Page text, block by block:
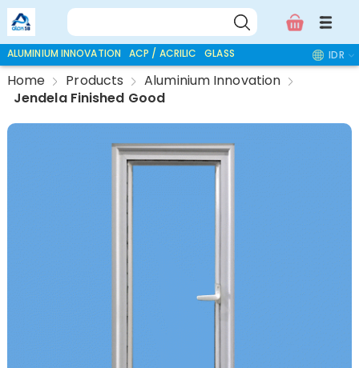
ALUMINIUM INNOVATION ACP / ACRILIC GLASS ACCESSORIES IDR
Home Products
Aluminium Innovation
Jendela Finished Good